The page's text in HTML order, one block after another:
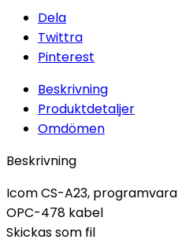
Dela
Twittra
Pinterest
Beskrivning
Produktdetaljer
Omdömen
Beskrivning
Icom CS-A23,
OPC-478 kabel
Skickas som fil